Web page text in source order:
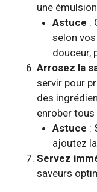
une
Astuce :
selon
douceur,
Arrosez la
servir pour
des
enrober
Astuce :
ajoutez
Servez
saveurs